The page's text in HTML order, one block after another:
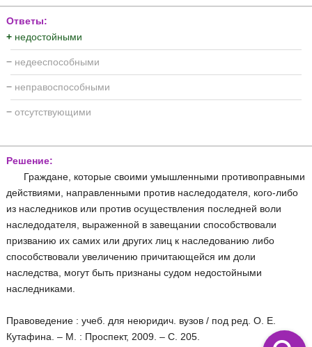
Ответы:
+ недостойными
− недееспособными
− неправоспособными
− отсутствующими
Решение:
Граждане, которые своими умышленными противоправными
действиями, направленными против наследодателя, кого-либо
из наследников или против осуществления последней воли
наследодателя, выраженной в завещании способствовали
призванию их самих или других лиц к наследованию либо
способствовали увеличению причитающейся им доли
наследства, могут быть признаны судом недостойными
наследниками.
Правоведение : учеб. для неюридич. вузов / под ред. О. Е.
Кутафина. – М. : Проспект, 2009. – С. 205.